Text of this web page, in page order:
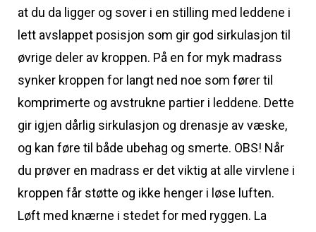
at du da ligger og sover i en stilling med leddene i
lett avslappet posisjon som gir god sirkulasjon til
øvrige deler av kroppen. På en for myk madrass
synker kroppen for langt ned noe som fører til
komprimerte og avstrukne partier i leddene. Dette
gir igjen dårlig sirkulasjon og drenasje av væske,
og kan føre til både ubehag og smerte. OBS! Når
du prøver en madrass er det viktig at alle virvlene i
kroppen får støtte og ikke henger i løse luften.
Løft med knærne i stedet for med ryggen. La